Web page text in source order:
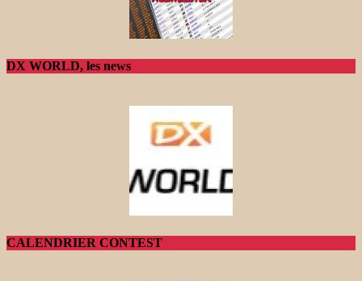
DX WORLD, les news
CALENDRIER CONTEST